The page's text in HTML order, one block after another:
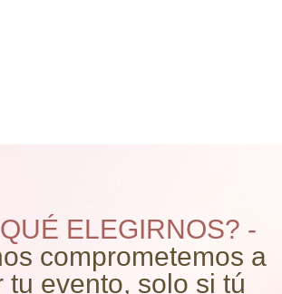
ELEGIRNOS? -
comprometemos a
tu evento, solo si tú